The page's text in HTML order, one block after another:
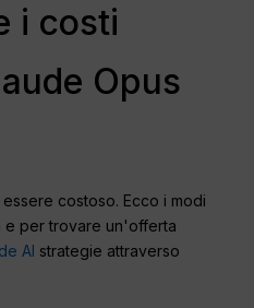
i costi
Opus
costoso. Ecco i modi
e per trovare un'offerta
AI strategie attraverso